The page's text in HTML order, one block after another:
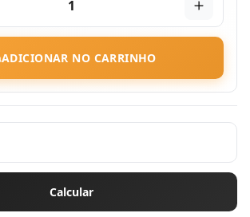
1
ADICIONAR NO CARRINHO